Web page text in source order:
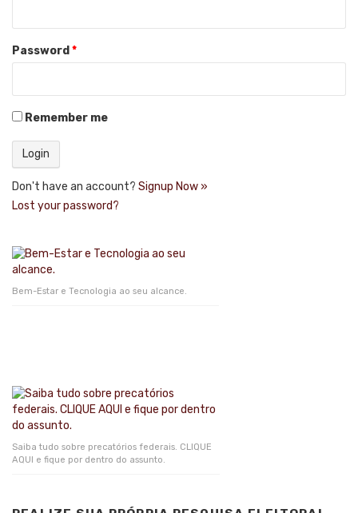
Password *
Remember me
Don't have an account? Signup Now »
Lost your password?
Bem-Estar e Tecnologia ao seu alcance.
Saiba tudo sobre precatórios federais. CLIQUE
AQUI e fique por dentro do assunto.